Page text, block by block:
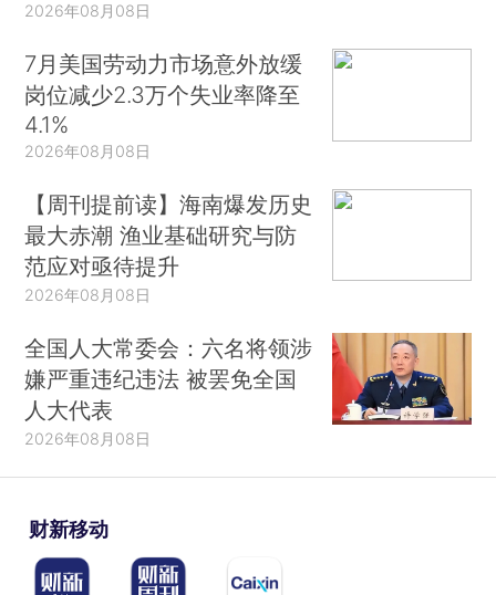
2026年08月08日
7月美国劳动力市场意外放缓
岗位减少2.3万个失业率降至
4.1%
2026年08月08日
【周刊提前读】海南爆发历史
最大赤潮 渔业基础研究与防
范应对亟待提升
2026年08月08日
全国人大常委会：六名将领涉
嫌严重违纪违法 被罢免全国
人大代表
2026年08月08日
财新移动